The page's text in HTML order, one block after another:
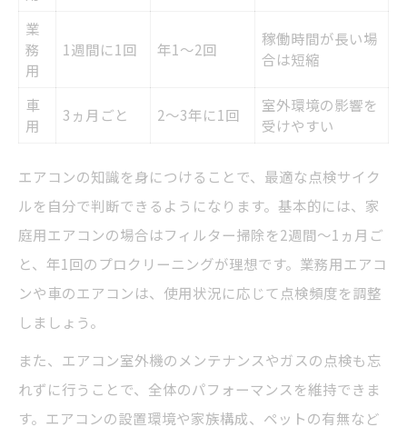
業
務
用
1週間に1回 年1～2回
稼働時間が長い場
合は短縮
車
用
3ヵ月ごと 2～3年に1回
室外環境の影響を
受けやすい
エアコンの知識を身につけることで、最適な点検サイク
ルを自分で判断できるようになります。基本的には、家
庭用エアコンの場合はフィルター掃除を2週間～1ヵ月ご
と、年1回のプロクリーニングが理想です。業務用エアコ
ンや車のエアコンは、使用状況に応じて点検頻度を調整
しましょう。
また、エアコン室外機のメンテナンスやガスの点検も忘
れずに行うことで、全体のパフォーマンスを維持できま
す。エアコンの設置環境や家族構成、ペットの有無など